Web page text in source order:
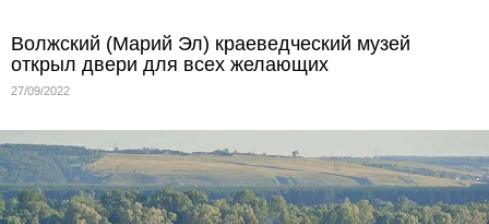
Волжский (Марий Эл) краеведческий музей
открыл двери для всех желающих
27/09/2022